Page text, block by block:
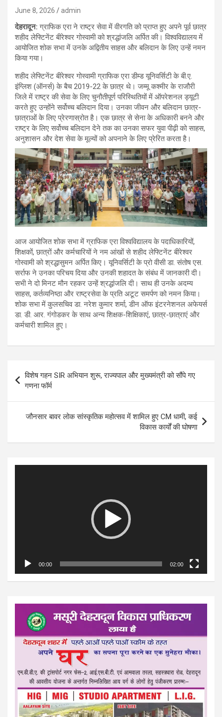
June 8, 2026 admin
देहरादून: ग्राफिक एरा ने राष्ट्र सेवा में वीरगति को प्राप्त हुए अपने पूर्व छात्र
शहीद लेफ्टिनेंट बीरेश्वर गोस्वामी को श्रद्धांजलि अर्पित की। विश्वविद्यालय में
आयोजित शोक सभा में उनके अद्वितीय साहस और बलिदान के लिए उन्हें नमन
किया गया।
शहीद लेफ्टिनेंट बीरेश्वर गोस्वामी ग्राफिक एरा डीम्ड यूनिवर्सिटी के बी.ए.
इंग्लिश (ऑनर्स) के बैच 2019-22 के छात्र थे। जम्मू कश्मीर के राजौरी
जिले में राष्ट्र की सेवा के लिए चुनौतीपूर्ण परिस्थितियों में ऑपरेशनल ड्यूटी
करते हुए उन्होंने सर्वोच्च बलिदान दिया। उनका जीवन और बलिदान छात्र-
छात्राओं के लिए प्रेरणास्रोत है। एक छात्र से सेना के अधिकारी बनने और
राष्ट्र के लिए सर्वोच्च बलिदान देने तक का उनका सफर युवा पीढ़ी को साहस,
अनुशासन और देश सेवा के मूल्यों को अपनाने के लिए प्रेरित करता है।
आज आयोजित शोक सभा में ग्राफिक एरा विश्वविद्यालय के पदाधिकारियों,
शिक्षकों, छात्रों और कर्मचारियों ने नम आंखों से शहीद लेफ्टिनेंट बीरेश्वर
गोस्वामी को श्रद्धासुमन अर्पित किए। यूनिवर्सिटी के प्रो वीसी डा. संतोष एस.
सर्राफ ने उनका परिचय दिया और उनकी शहादत के संबंध में जानकारी दी।
सभी ने दो मिनट मौन रहकर उन्हें श्रद्धांजलि दी। साथ ही उनके अदम्य
साहस, कर्तव्यनिष्ठा और राष्ट्रसेवा के प्रति अटूट समर्पण को नमन किया।
शोक सभा में कुलसचिव डा. नरेश कुमार शर्मा, डीन ऑफ इंटरनेशनल अफेयर्स
डा. डी. आर. गंगोडकर के साथ अन्य शिक्षक-शिक्षिकाएं, छात्र-छात्राएं और
कर्मचारी शामिल हुए।
Post
navigation
विशेष गहन SIR अभियान शुरू, राज्यपाल और मुख्यमंत्री को सौंपे गए
गणना फॉर्म
जौनसार बावर लोक सांस्कृतिक महोत्सव में शामिल हुए CM धामी, कई
विकास कार्यों की घोषणा
00:00 02:00